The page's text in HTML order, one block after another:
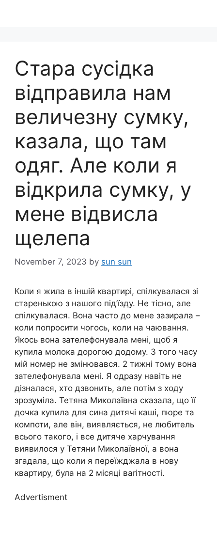
Стара сусідка
відправила нам
величезну сумку,
казала, що там
одяг. Але коли я
відкрила сумку, у
мене відвисла
щелепа
November 7, 2023 by sun sun
Коли я жила в іншій квартирі, спілкувалася зі
старенькою з нашого під’їзду. Не тісно, але
спілкувалася. Вона часто до мене зазирала –
коли попросити чогось, коли на чаювання.
Якось вона зателефонувала мені, щоб я
купила молока дорогою додому. З того часу
мій номер не змінювався. 2 тижні тому вона
зателефонувала мені. Я одразу навіть не
дізналася, хто дзвонить, але потім з ходу
зрозуміла. Тетяна Миколаївна сказала, що її
дочка купила для сина дитячі каші, пюре та
компоти, але він, виявляється, не любитель
всього такого, і все дитяче харчування
виявилося у Тетяни Миколаївної, а вона
згадала, що коли я переїжджала в нову
квартиру, була на 2 місяці ваrітності.
Advertisment